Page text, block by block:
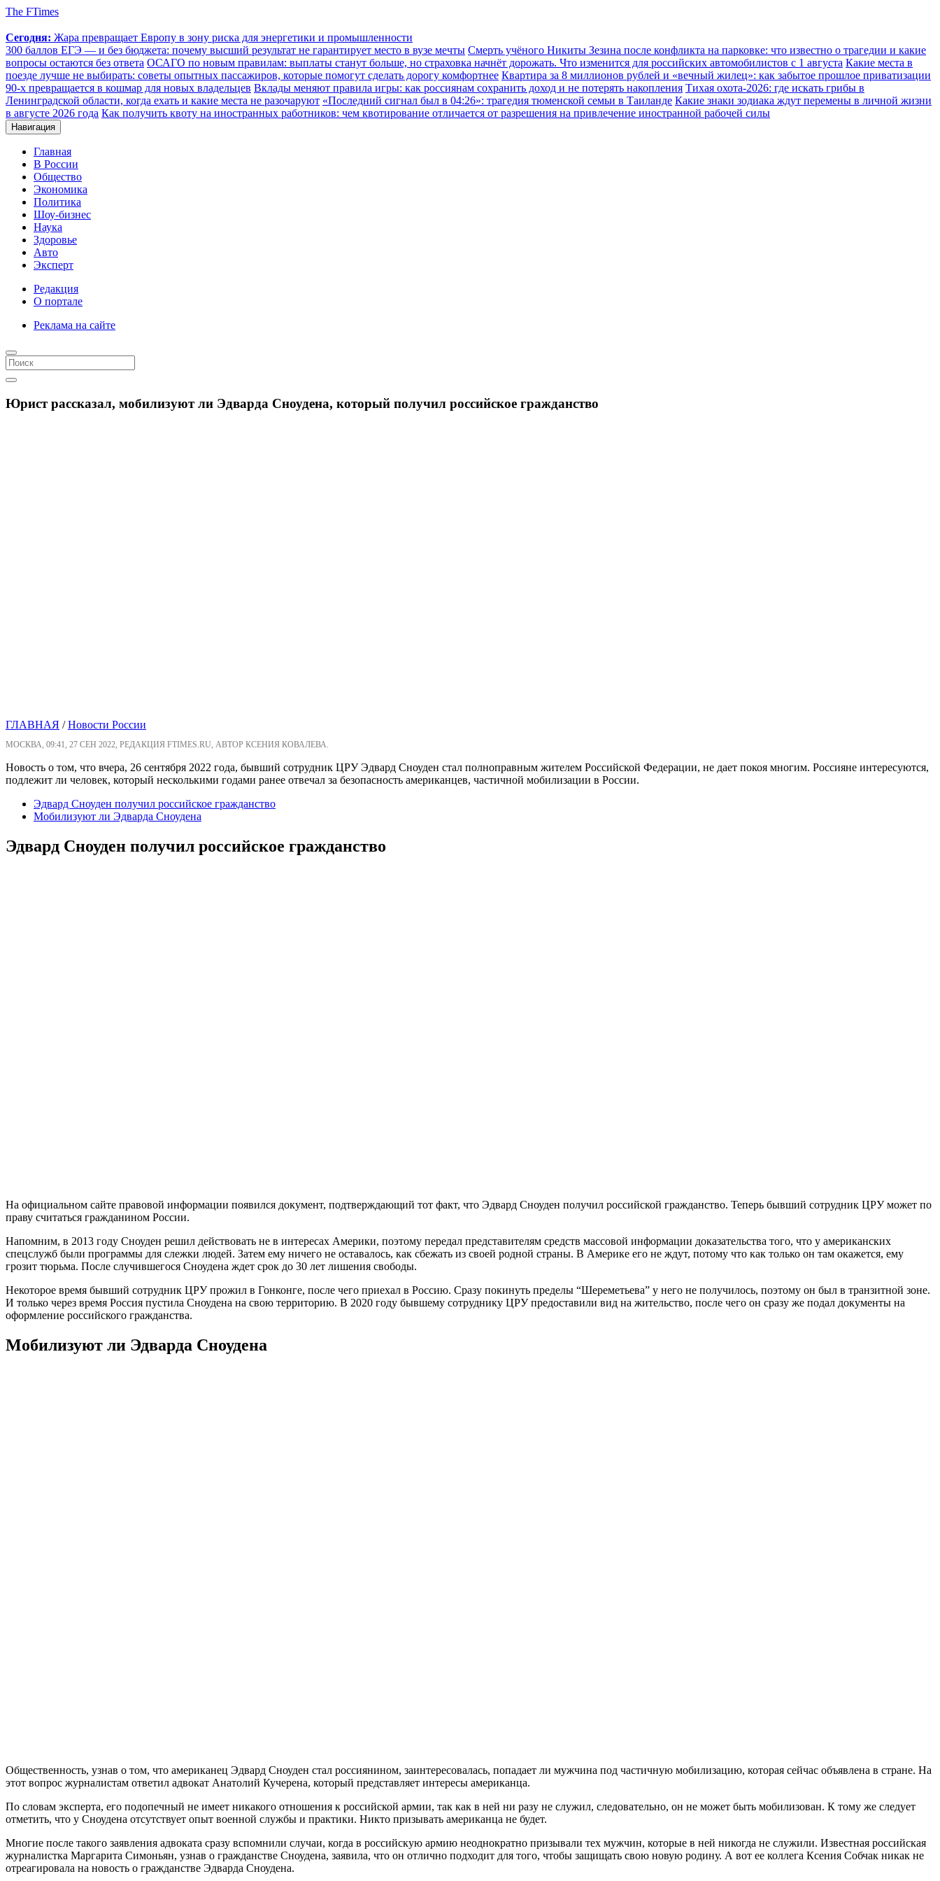
The FTimes
Сегодня: Жара превращает Европу в зону риска для энергетики и промышленности
300 баллов ЕГЭ — и без бюджета: почему высший результат не гарантирует место в вузе мечты Смерть учёного Никиты Зезина после конфликта на парковке: что известно о трагедии и какие
вопросы остаются без ответа ОСАГО по новым правилам: выплаты станут больше, но страховка начнёт дорожать. Что изменится для российских автомобилистов с 1 августа Какие места в
поезде лучше не выбирать: советы опытных пассажиров, которые помогут сделать дорогу комфортнее Квартира за 8 миллионов рублей и «вечный жилец»: как забытое прошлое приватизации
90-х превращается в кошмар для новых владельцев Вклады меняют правила игры: как россиянам сохранить доход и не потерять накопления Тихая охота-2026: где искать грибы в
Ленинградской области, когда ехать и какие места не разочаруют «Последний сигнал был в 04:26»: трагедия тюменской семьи в Таиланде Какие знаки зодиака ждут перемены в личной жизни
в августе 2026 года Как получить квоту на иностранных работников: чем квотирование отличается от разрешения на привлечение иностранной рабочей силы
Навигация
Главная
В России
Общество
Экономика
Политика
Шоу-бизнес
Наука
Здоровье
Авто
Эксперт
Редакция
О портале
Реклама на сайте
Юрист рассказал, мобилизуют ли Эдварда Сноудена, который получил российское гражданство
ГЛАВНАЯ /Новости России
МОСКВА, 09:41, 27 СЕН 2022, РЕДАКЦИЯ FTIMES.RU, АВТОР КСЕНИЯ КОВАЛЕВА.
Новость о том, что вчера, 26 сентября 2022 года, бывший сотрудник ЦРУ Эдвард Сноуден стал полноправным жителем Российской Федерации, не дает покоя многим. Россияне интересуются,
подлежит ли человек, который несколькими годами ранее отвечал за безопасность американцев, частичной мобилизации в России.
Эдвард Сноуден получил российское гражданство
Мобилизуют ли Эдварда Сноудена
Эдвард Сноуден получил российское гражданство
На официальном сайте правовой информации появился документ, подтверждающий тот факт, что Эдвард Сноуден получил российской гражданство. Теперь бывший сотрудник ЦРУ может по
праву считаться гражданином России.
Напомним, в 2013 году Сноуден решил действовать не в интересах Америки, поэтому передал представителям средств массовой информации доказательства того, что у американских
спецслужб были программы для слежки людей. Затем ему ничего не оставалось, как сбежать из своей родной страны. В Америке его не ждут, потому что как только он там окажется, ему
грозит тюрьма. После случившегося Сноудена ждет срок до 30 лет лишения свободы.
Некоторое время бывший сотрудник ЦРУ прожил в Гонконге, после чего приехал в Россию. Сразу покинуть пределы “Шереметьева” у него не получилось, поэтому он был в транзитной зоне.
И только через время Россия пустила Сноудена на свою территорию. В 2020 году бывшему сотруднику ЦРУ предоставили вид на жительство, после чего он сразу же подал документы на
оформление российского гражданства.
Мобилизуют ли Эдварда Сноудена
Общественность, узнав о том, что американец Эдвард Сноуден стал россиянином, заинтересовалась, попадает ли мужчина под частичную мобилизацию, которая сейчас объявлена в стране. На
этот вопрос журналистам ответил адвокат Анатолий Кучерена, который представляет интересы американца.
По словам эксперта, его подопечный не имеет никакого отношения к российской армии, так как в ней ни разу не служил, следовательно, он не может быть мобилизован. К тому же следует
отметить, что у Сноудена отсутствует опыт военной службы и практики. Никто призывать американца не будет.
Многие после такого заявления адвоката сразу вспомнили случаи, когда в российскую армию неоднократно призывали тех мужчин, которые в ней никогда не служили. Известная российская
журналистка Маргарита Симоньян, узнав о гражданстве Сноудена, заявила, что он отлично подходит для того, чтобы защищать свою новую родину. А вот ее коллега Ксения Собчак никак не
отреагировала на новость о гражданстве Эдварда Сноудена.